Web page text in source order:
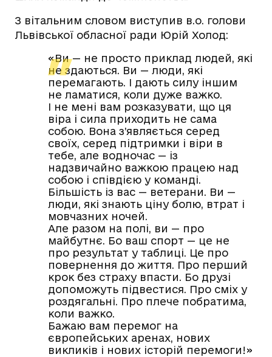
З вітальним словом виступив в.о. голови
Львівської обласної ради Юрій Холод:
«Ви — не просто приклад людей, які
не здаються. Ви — люди, які
перемагають. І дають силу іншим
не ламатися, коли дуже важко.
І не мені вам розказувати, що ця
віра і сила приходить не сама
собою. Вона з’являється серед
своїх, серед підтримки і віри в
тебе, але водночас — із
надзвичайно важкою працею над
собою і співдією у команді.
Більшість із вас — ветерани. Ви —
люди, які знають ціну болю, втрат і
мовчазних ночей.
Але разом на полі, ви — про
майбутнє. Бо ваш спорт — це не
про результат у таблиці. Це про
повернення до життя. Про перший
крок без страху впасти. Бо друзі
допоможуть підвестися. Про сміх у
роздягальні. Про плече побратима,
коли важко.
Бажаю вам перемог на
європейських аренах, нових
викликів і нових історій перемоги!»